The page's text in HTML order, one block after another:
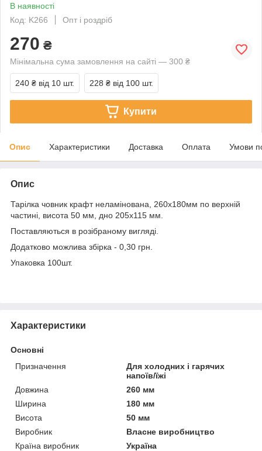
В наявності
Код: K266
Опт і роздріб
270 ₴
Мінімальна сума замовлення на сайті — 300 ₴
240 ₴ від 10 шт. 228 ₴ від 100 шт.
Купити
Опис Характеристики Доставка Оплата Умови
Опис
Тарілка човник крафт неламінована, 260х180мм по верхній
частині, висота 50 мм, дно 205х115 мм.
Поставляються в розібраному вигляді.
Додатково можлива збірка - 0,30 грн.
Упаковка 100шт.
Характеристики
Основні
Призначення
Для холодних і гарячих
напоїв/їжі
Довжина
260 мм
Ширина
180 мм
Висота
50 мм
Виробник
Власне виробництво
Країна виробник
Україна